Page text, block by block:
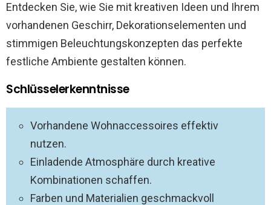
Entdecken Sie, wie Sie mit kreativen Ideen und Ihrem
vorhandenen Geschirr, Dekorationselementen und
stimmigen Beleuchtungskonzepten das perfekte
festliche Ambiente gestalten können.
Schlüsselerkenntnisse
Vorhandene Wohnaccessoires effektiv
nutzen.
Einladende Atmosphäre durch kreative
Kombinationen schaffen.
Farben und Materialien geschmackvoll